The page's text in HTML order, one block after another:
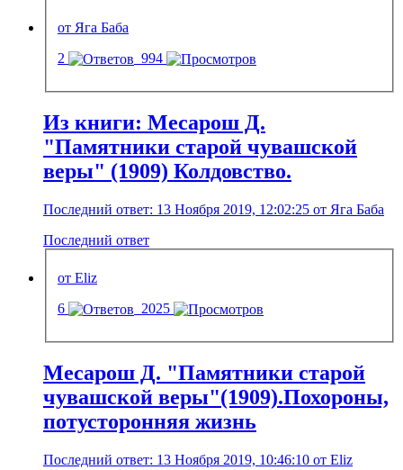
от Яга Баба
2
994
Из книги: Месарош Д.
"Памятники старой чувашской
веры" (1909) Колдовство.
Последний ответ: 13 Ноября 2019, 12:02:25 от Яга Баба
Последний ответ
от Eliz
6
2025
Месарош Д. "Памятники старой
чувашской веры"(1909).Похороны,
потусторонняя жизнь
Последний ответ: 13 Ноября 2019, 10:46:10 от Eliz